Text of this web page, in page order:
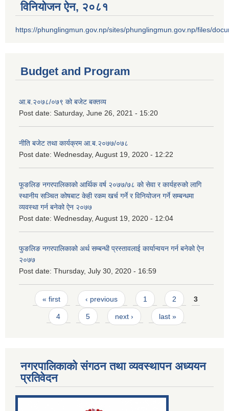
विनियोजन ऐन‚ २०८१
https://phunglingmun.gov.np/sites/phunglingmun.gov.np/files/
Budget and Program
आ.ब.२०७८/०७९ को बजेट बक्तव्य
Post date: Saturday, June 26, 2021 - 15:20
नीति बजेट तथा कार्यक्रम आ.ब.२०७७/०७८
Post date: Wednesday, August 19, 2020 - 12:22
फूङलिङ नगरपालिकाको आर्थिक वर्ष २०७७/७८ को सेवा र कार्यहरुको लागि
स्थानीय सञ्चित कोषबाट केही रकम खर्च गर्ने र विनियोजन गर्ने सम्बन्धमा
व्यवस्था गर्न बनेको ऐन २०७७
Post date: Wednesday, August 19, 2020 - 12:04
फुङलिङ नगरपालिकाको अर्थ सम्बन्धी प्रस्तावलाई कार्यान्वयन गर्न बनेको ऐन
२०७७
Post date: Thursday, July 30, 2020 - 16:59
Pages
« first ‹ previous 1 2 3
4 5 next › last »
नगरपालिकाको संगठन तथा व्यवस्थापन अध्ययन
प्रतिवेदन